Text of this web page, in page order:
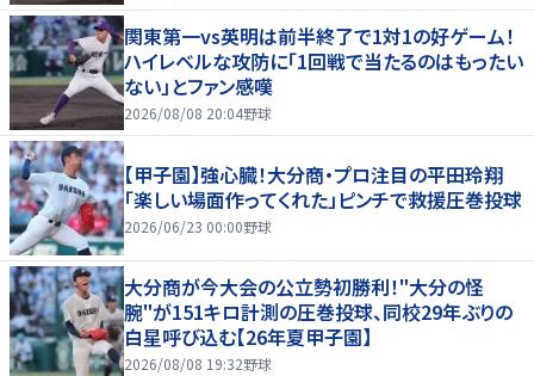
関東第一vs英明は前半終了で1対1の好ゲーム！
ハイレベルな攻防に「1回戦で当たるのはもったい
ない」とファン感嘆
2026/08/08 20:04野球
【甲子園】強心臓！大分商・プロ注目の平田玲翔
「楽しい場面作ってくれた」ピンチで救援圧巻投球
2026/06/23 00:00野球
大分商が今大会の公立勢初勝利！"大分の怪
腕"が151キロ計測の圧巻投球、同校29年ぶりの
白星呼び込む【26年夏甲子園】
2026/08/08 19:32野球